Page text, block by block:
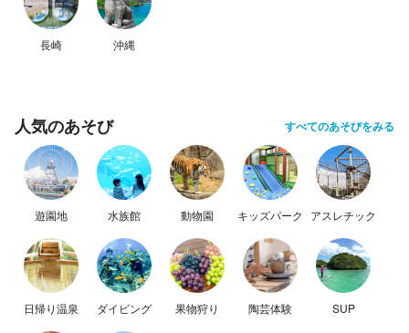
長崎 沖縄
人気のあそび すべてのあそびをみる
遊園地 水族館 動物園 キッズパーク アスレチック
日帰り温泉 ダイビング 果物狩り 陶芸体験 SUP